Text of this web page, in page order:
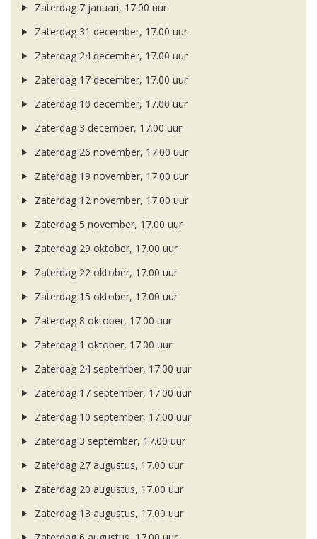
Zaterdag 7 januari, 17.00 uur
Zaterdag 31 december, 17.00 uur
Zaterdag 24 december, 17.00 uur
Zaterdag 17 december, 17.00 uur
Zaterdag 10 december, 17.00 uur
Zaterdag 3 december, 17.00 uur
Zaterdag 26 november, 17.00 uur
Zaterdag 19 november, 17.00 uur
Zaterdag 12 november, 17.00 uur
Zaterdag 5 november, 17.00 uur
Zaterdag 29 oktober, 17.00 uur
Zaterdag 22 oktober, 17.00 uur
Zaterdag 15 oktober, 17.00 uur
Zaterdag 8 oktober, 17.00 uur
Zaterdag 1 oktober, 17.00 uur
Zaterdag 24 september, 17.00 uur
Zaterdag 17 september, 17.00 uur
Zaterdag 10 september, 17.00 uur
Zaterdag 3 september, 17.00 uur
Zaterdag 27 augustus, 17.00 uur
Zaterdag 20 augustus, 17.00 uur
Zaterdag 13 augustus, 17.00 uur